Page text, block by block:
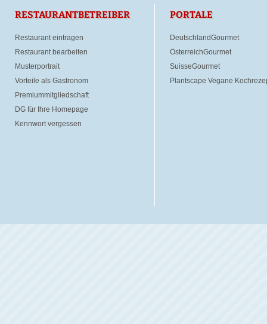
RESTAURANTBETREIBER
Restaurant eintragen
Restaurant bearbeiten
Musterportrait
Vorteile als Gastronom
Premiummitgliedschaft
DG für Ihre Homepage
Kennwort vergessen
PORTALE
DeutschlandGourmet
ÖsterreichGourmet
SuisseGourmet
Plantscape Vegane